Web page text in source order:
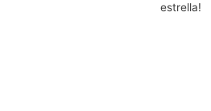
estrella!